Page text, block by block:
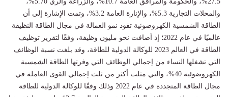
والمحلات التجارية 5.3%، والإنارة العامة 3.2%، وتمت الإشارة إلى أن
الطاقة الشمسية الكهروضوئية تقود نمو العمالة في مجال الطاقة النظيفة
عالميًا في عام 2022؛ إذ أضافت نحو مليون وظيفة، وفقًا لتقرير توظيف
الطاقة في العالم 2023 للوكالة الدولية للطاقة، وقد بلغت نسبة الوظائف
التي تشغلها النساء من إجمالي الوظائف التي وفرتها الطاقة الشمسية
الكهروضوئية 40%، والتي مثلت أكثر من ثلث إجمالي القوى العاملة في
مجال الطاقة المتجددة في عام 2022 وذلك وفقًا للوكالة الدولية للطاقة